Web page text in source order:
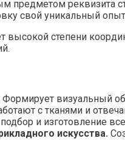
реквизита
свой уникальный
высокой степени
Формирует визуальный
с тканями и
и изготовление
искусства.